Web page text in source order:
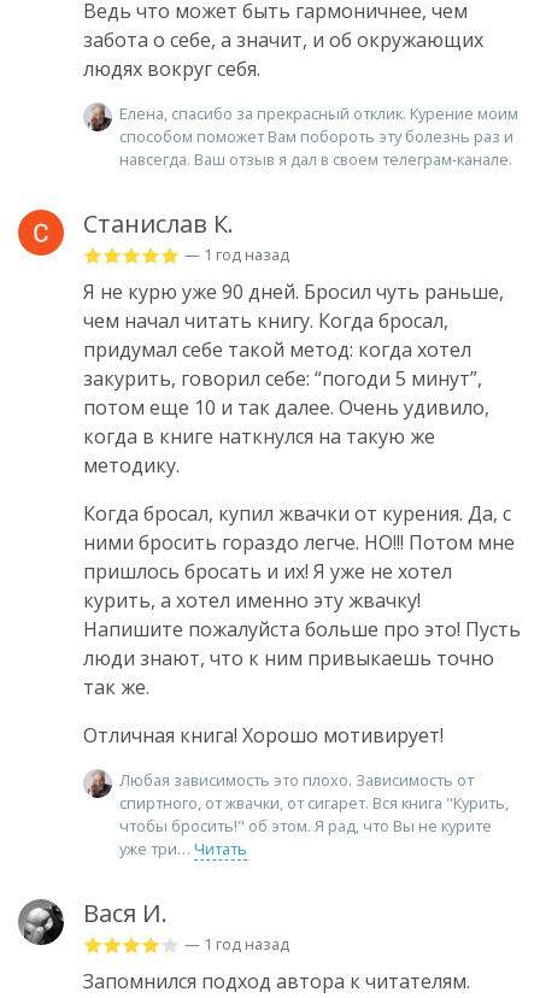
Ведь что может быть гармоничнее, чем
забота о себе, а значит, и об окружающих
людях вокруг себя.
Елена, спасибо за прекрасный отклик. Курение моим
способом поможет Вам побороть эту болезнь раз и
навсегда. Ваш отзыв я дал в своем телеграм-канале.
Станислав К.
— 1 год назад
Я не курю уже 90 дней. Бросил чуть раньше,
чем начал читать книгу. Когда бросал,
придумал себе такой метод: когда хотел
закурить, говорил себе: “погоди 5 минут”,
потом еще 10 и так далее. Очень удивило,
когда в книге наткнулся на такую же
методику.
Когда бросал, купил жвачки от курения. Да, с
ними бросить гораздо легче. НО!!! Потом мне
пришлось бросать и их! Я уже не хотел
курить, а хотел именно эту жвачку!
Напишите пожалуйста больше про это! Пусть
люди знают, что к ним привыкаешь точно
так же.
Отличная книга! Хорошо мотивирует!
Любая зависимость это плохо. Зависимость от
спиртного, от жвачки, от сигарет. Вся книга "Курить,
чтобы бросить!" об этом. Я рад, что Вы не курите
уже три
Читать
Вася И.
— 1 год назад
Запомнился подход автора к читателям.